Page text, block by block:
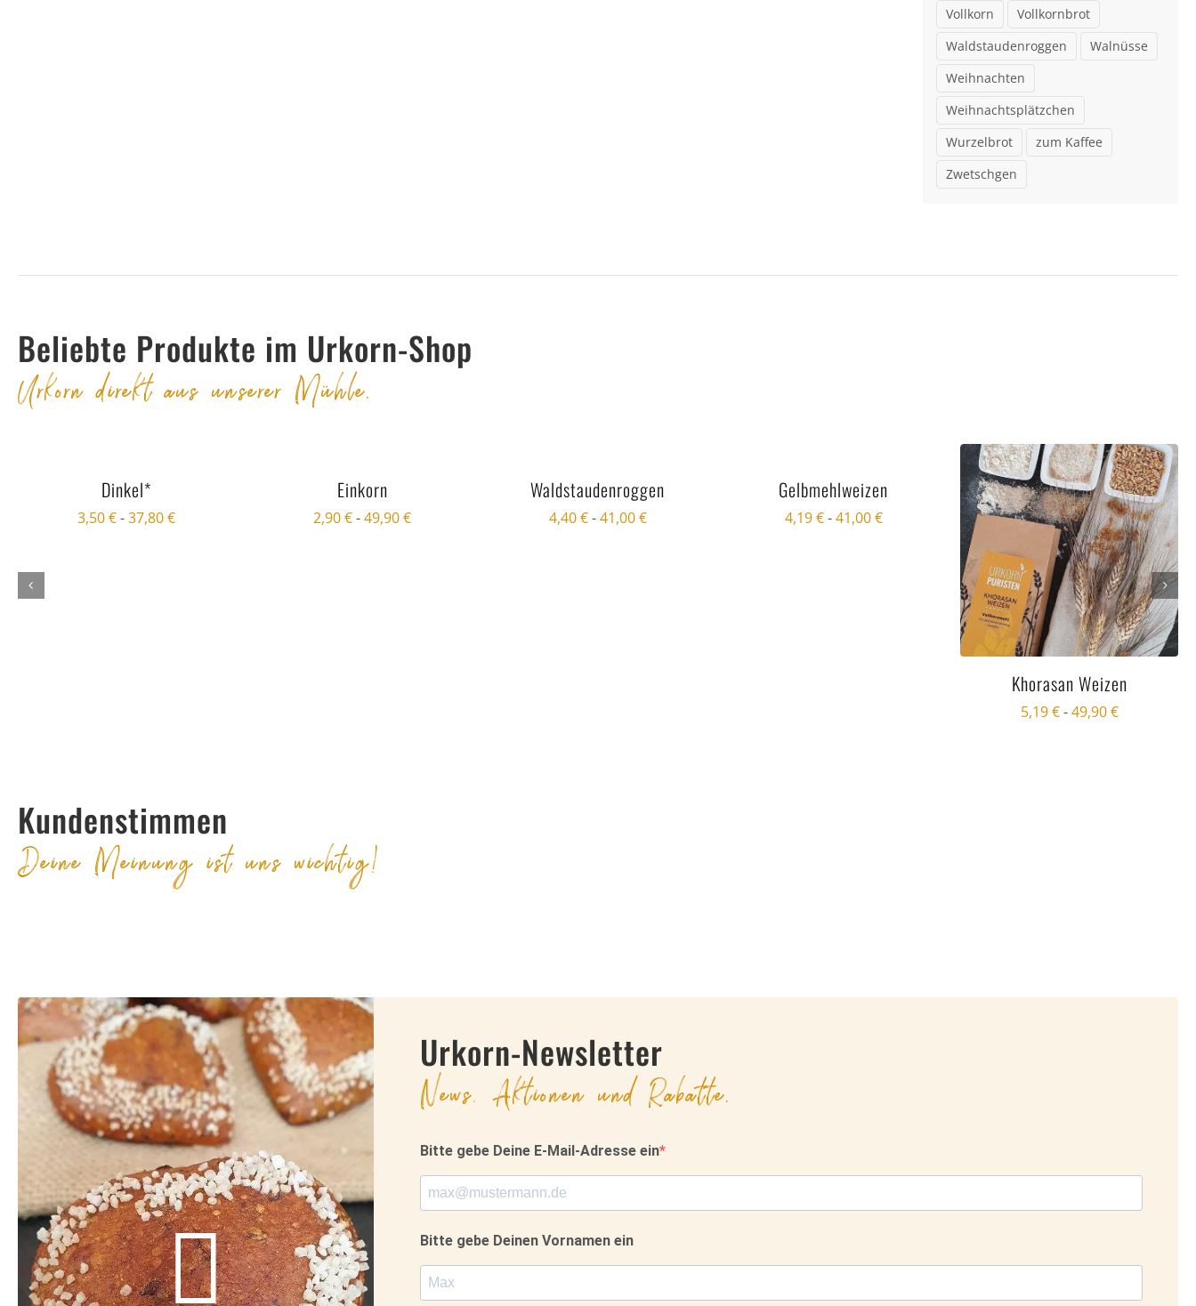
Vollkorn
Vollkornbrot
Waldstaudenroggen
Walnüsse
Weihnachten
Weihnachtsplätzchen
Wurzelbrot
zum Kaffee
Zwetschgen
Beliebte Produkte im Urkorn-Shop
Urkorn direkt aus unserer Mühle.
Dinkel*
3,50€-37,80€
Einkorn
2,90€-49,90€
Waldstaudenroggen
4,40€-41,00€
Gelbmehlweizen
4,19€-41,00€
Khorasan Weizen
5,19€-49,90€
Kundenstimmen
Deine Meinung ist uns wichtig!
Urkorn-Newsletter
News, Aktionen und Rabatte.
Bitte gebe Deine E-Mail-Adresse ein
Bitte gebe Deinen Vornamen ein